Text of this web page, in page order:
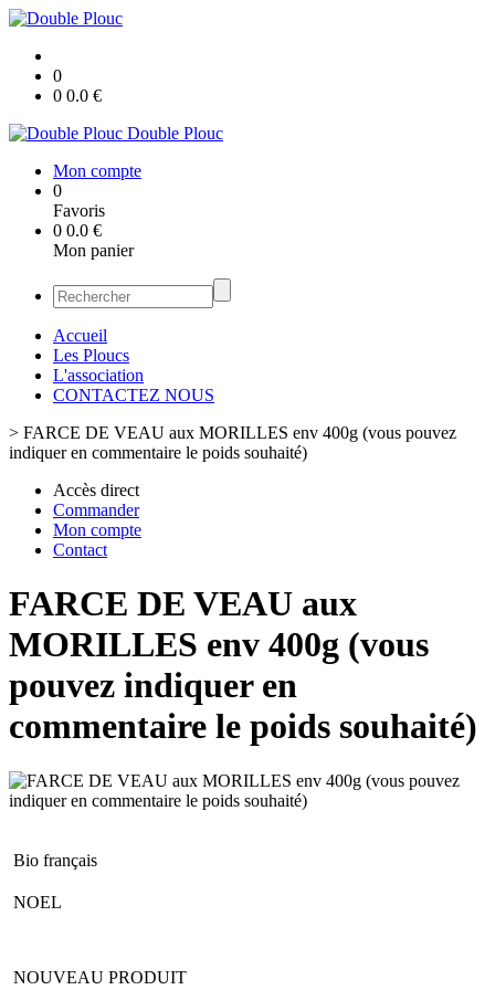
0
0 0.0 €
Double Plouc
Mon compte
0
Favoris
0 0.0 €
Mon panier
Accueil
Les Ploucs
L'association
CONTACTEZ NOUS
> FARCE DE VEAU aux MORILLES env 400g (vous pouvez
indiquer en commentaire le poids souhaité)
Accès direct
Commander
Mon compte
Contact
FARCE DE VEAU aux
MORILLES env 400g (vous
pouvez indiquer en
commentaire le poids souhaité)
Bio français
NOEL
NOUVEAU PRODUIT